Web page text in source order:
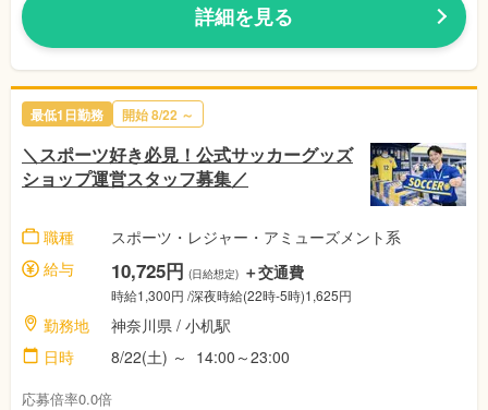
詳細を見る
最低1日勤務 開始8/22 ～
＼スポーツ好き必見！公式サッカーグッズ
ショップ運営スタッフ募集／
職種
スポーツ・レジャー・アミューズメント系
給与
10,725円 (日給想定) ＋交通費
時給1,300円 /深夜時給(22時-5時)1,625円
勤務地 神奈川県 / 小机駅
日時
8/22(土) ～ 14:00～23:00
応募倍率0.0倍